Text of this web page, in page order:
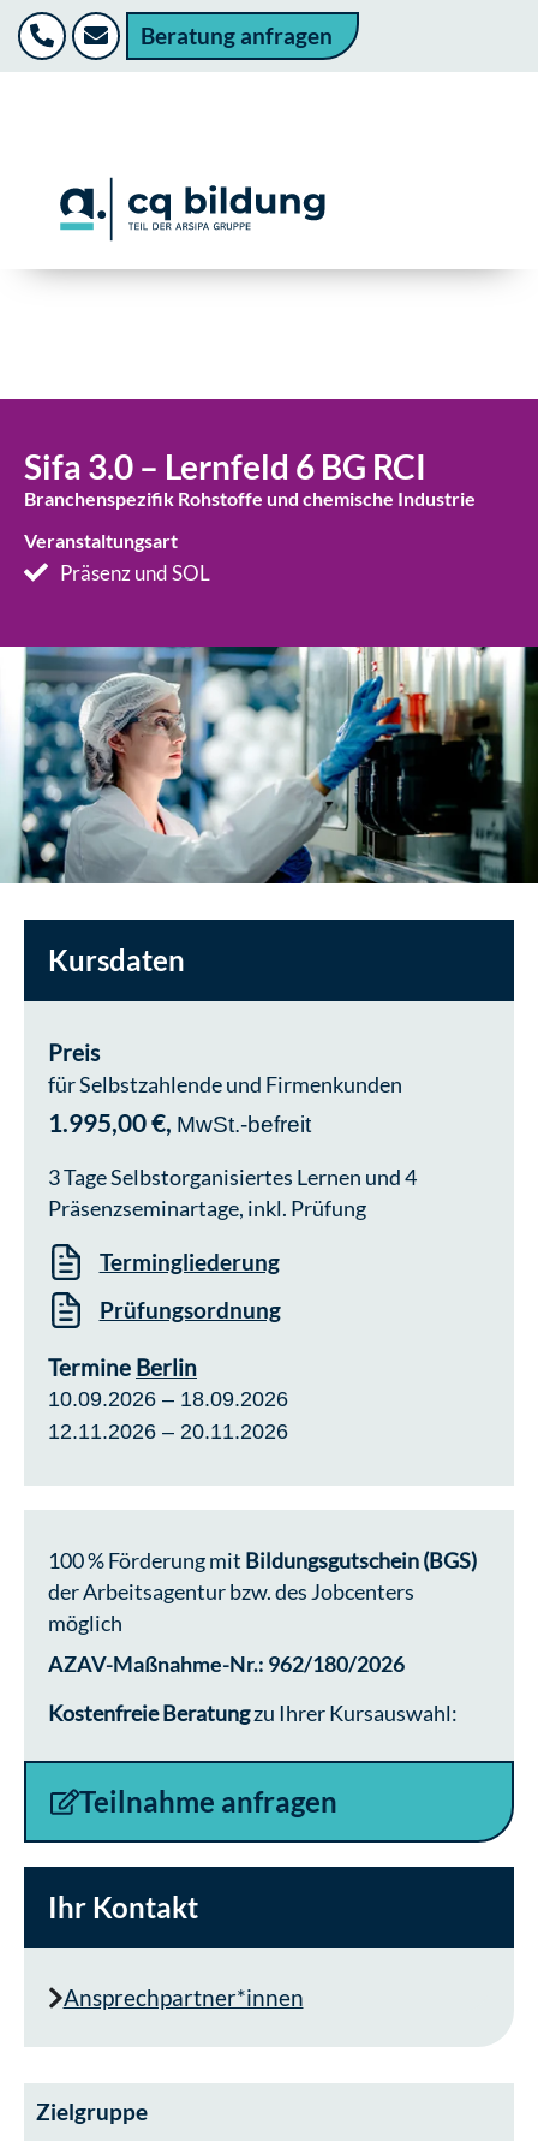
Beratung anfragen
Sifa 3.0 – Lernfeld 6 BG RCI
Branchenspezifik Rohstoffe und chemische Industrie
Veranstaltungsart
Präsenz und SOL
Zielgruppe
Kursdaten
Preis
für Selbstzahlende und Firmenkunden
1.995,00 €, MwSt.-befreit
3 Tage Selbstorganisiertes Lernen und 4
Präsenzseminartage, inkl. Prüfung
Termingliederung
Prüfungsordnung
Termine Berlin
10.09.2026 – 18.09.2026
12.11.2026 – 20.11.2026
100 % Förderung mit Bildungsgutschein (BGS)
der Arbeitsagentur bzw. des Jobcenters
möglich
AZAV-Maßnahme-Nr.: 962/180/2026
Kostenfreie Beratungzu Ihrer Kursauswahl:
Teilnahme anfragen
Ihr Kontakt
Ansprechpartner*innen